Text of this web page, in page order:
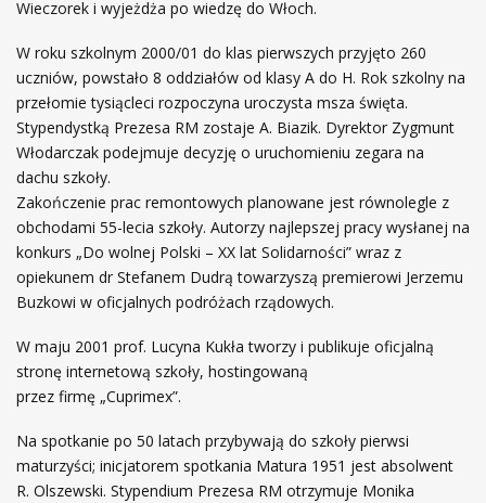
Wieczorek i wyjeżdża po wiedzę do Włoch.
W roku szkolnym 2000/01 do klas pierwszych przyjęto 260
uczniów, powstało 8 oddziałów od klasy A do H. Rok szkolny na
przełomie tysiącleci rozpoczyna uroczysta msza święta.
Stypendystką Prezesa RM zostaje A. Biazik. Dyrektor Zygmunt
Włodarczak podejmuje decyzję o uruchomieniu zegara na
dachu szkoły.
Zakończenie prac remontowych planowane jest równolegle z
obchodami 55-lecia szkoły. Autorzy najlepszej pracy wysłanej na
konkurs „Do wolnej Polski – XX lat Solidarności” wraz z
opiekunem dr Stefanem Dudrą towarzyszą premierowi Jerzemu
Buzkowi w oficjalnych podróżach rządowych.
W maju 2001 prof. Lucyna Kukła tworzy i publikuje oficjalną
stronę internetową szkoły, hostingowaną
przez firmę „Cuprimex”.
Na spotkanie po 50 latach przybywają do szkoły pierwsi
maturzyści; inicjatorem spotkania Matura 1951 jest absolwent
R. Olszewski. Stypendium Prezesa RM otrzymuje Monika